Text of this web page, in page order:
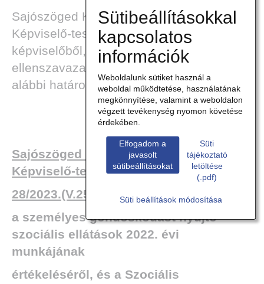
Sajószöged Községi Önkormányzat
Képviselő-testülete a jelenlévő 6
képviselőből, 6 igen szavazattal,
ellenszavazat és tartózkodás nélkül az
alábbi határozatot hozta:
Sajószöged Községi Önkormányzat
Képviselő-testülete
28/2023.(V.25.) határozata
a személyes gondoskodást nyújtó
szociális ellátások 2022. évi
munkájának
értékeléséről, és a Szociális
Sütibeállításokkal
kapcsolatos
információk
Weboldalunk sütiket használ a
weboldal működtetése, használatának
megkönnyítése, valamint a weboldalon
végzett tevékenység nyomon követése
érdekében.
Elfogadom a
javasolt
sütibeállításokat
Süti
tájékoztató
letöltése
(.pdf)
Süti beállítások módosítása